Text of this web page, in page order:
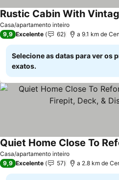
Casa/apartamento inteiro
Ver preços
9,9 Excelente 62 a 9.1 km de
Selecione as datas para ver os
exatos.
Casa/apartamento inteiro
Ver preços
9,9 Excelente 57 a 2.8 km de